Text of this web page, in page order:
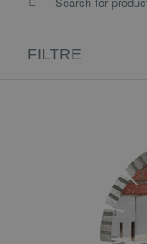
FILTRE